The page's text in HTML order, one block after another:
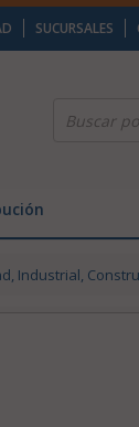
SUCURSALES
Industrial,